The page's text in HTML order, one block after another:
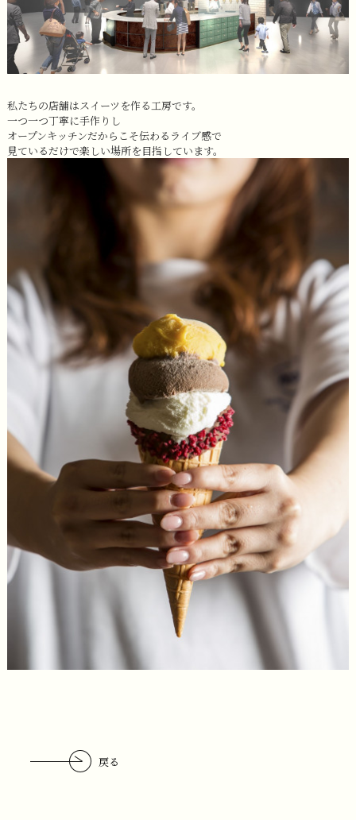
私たちの店舗はスイーツを作る工房です。
一つ一つ丁寧に手作りし
オープンキッチンだからこそ伝わるライブ感で
見ているだけで楽しい場所を目指しています。
戻る